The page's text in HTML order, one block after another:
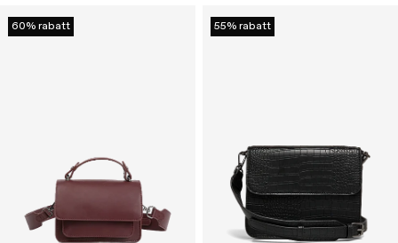
60% rabatt 55% rabatt